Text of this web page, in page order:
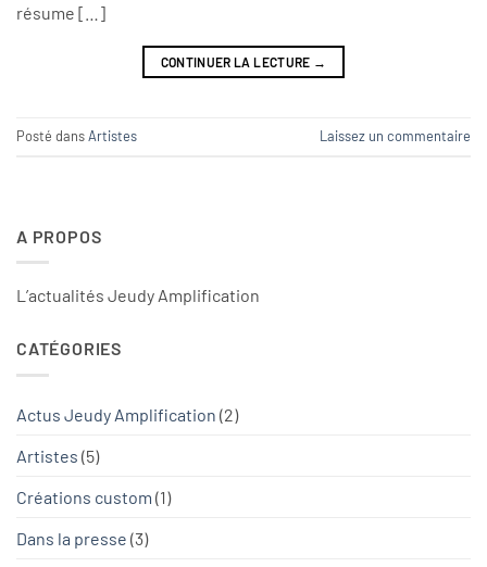
résume […]
CONTINUER LA LECTURE →
Posté dansArtistes Laissez un commentaire
A PROPOS
L’actualités Jeudy Amplification
CATÉGORIES
Actus Jeudy Amplification (2)
Artistes (5)
Créations custom (1)
Dans la presse (3)